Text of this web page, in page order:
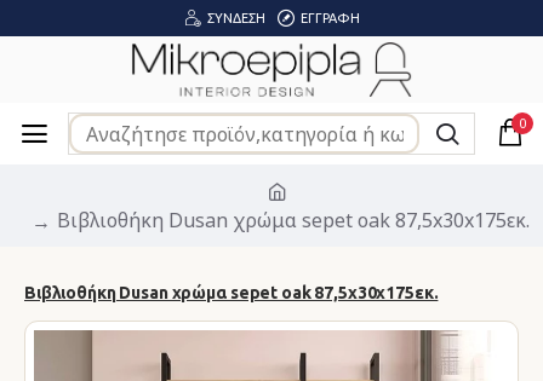
ΣΎΝΔΕΣΗ ΕΓΓΡΑΦΉ
0
Βιβλιοθήκη Dusan χρώμα sepet oak 87,5x30x175εκ.
Βιβλιοθήκη Dusan χρώμα sepet oak 87,5x30x175εκ.